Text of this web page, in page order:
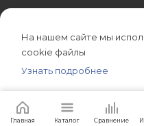
электротехническая
Главная Каталог Сравнение
На нашем сайте мы
cookie файлы
Узнать подробнее